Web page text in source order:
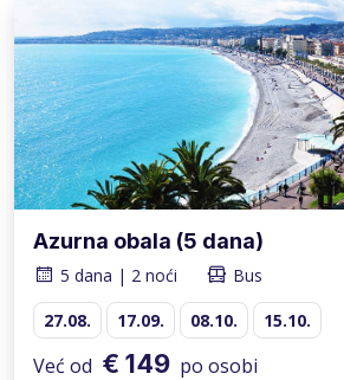
Azurna obala (5 dana)
5 dana | 2 noći
Bus
27.08.
17.09. 08.10. 15.10.
Već od € 149 po osobi